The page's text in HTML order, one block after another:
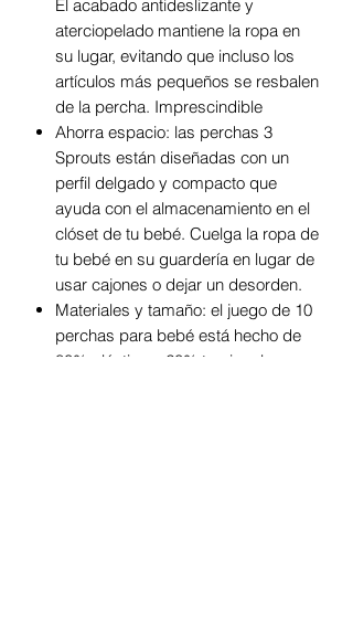
El acabado antideslizante y
aterciopelado mantiene la ropa en
su lugar, evitando que incluso los
artículos más pequeños se resbalen
de la percha. Imprescindible
Ahorra espacio: las perchas 3
Sprouts están diseñadas con un
perfil delgado y compacto que
ayuda con el almacenamiento en el
clóset de tu bebé. Cuelga la ropa de
tu bebé en su guardería en lugar de
usar cajones o dejar un desorden.
Materiales y tamaño: el juego de 10
perchas para bebé está hecho de
80% plástico y 20% terciopelo